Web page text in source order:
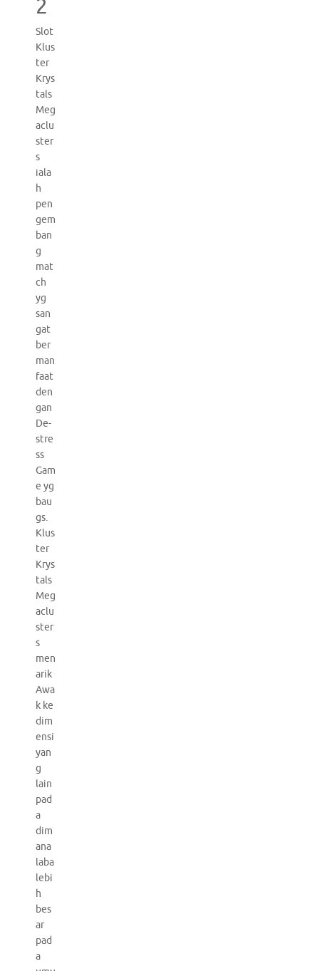
2
Slot
Klus
ter
Krys
tals
Meg
aclu
ster
s
iala
h
pen
gem
ban
g
mat
ch
yg
san
gat
ber
man
faat
den
gan
De-
stre
ss
Gam
e yg
bau
gs.
Klus
ter
Krys
tals
Meg
aclu
ster
s
men
arik
Awa
k ke
dim
ensi
yan
g
lain
pad
a
dim
ana
laba
lebi
h
bes
ar
pad
a